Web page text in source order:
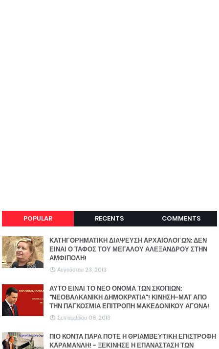
POPULAR RECENTS COMMENTS
ΚΑΤΗΓΟΡΗΜΑΤΙΚΗ ΔΙΑΨΕΥΣΗ ΑΡΧΑΙΟΛΟΓΩΝ: ΔΕΝ
ΕΙΝΑΙ Ο ΤΑΦΟΣ ΤΟΥ ΜΕΓΑΛΟΥ ΑΛΕΞΑΝΔΡΟΥ ΣΤΗΝ
ΑΜΦΙΠΟΛΗ!
Αυγούστου 23, 2013
ΑΥΤΟ ΕΙΝΑΙ ΤΟ ΝΕΟ ΟΝΟΜΑ ΤΩΝ ΣΚΟΠΙΩΝ:
"ΝΕΟΒΑΛΚΑΝΙΚΗ ΔΗΜΟΚΡΑΤΙΑ"! ΚΙΝΗΣΗ-ΜΑΤ ΑΠΟ
ΤΗΝ ΠΑΓΚΟΣΜΙΑ ΕΠΙΤΡΟΠΗ ΜΑΚΕΔΟΝΙΚΟΥ ΑΓΩΝΑ!
Σεπτεμβρίου 08, 2013
ΠΙΟ ΚΟΝΤΑ ΠΑΡΑ ΠΟΤΕ Η ΘΡΙΑΜΒΕΥΤΙΚΗ ΕΠΙΣΤΡΟΦΗ
ΚΑΡΑΜΑΝΛΗ! - ΞΕΚΙΝΗΣΕ Η ΕΠΑΝΑΣΤΑΣΗ ΤΩΝ